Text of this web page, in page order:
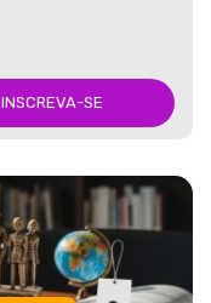
INSCREVA-SE